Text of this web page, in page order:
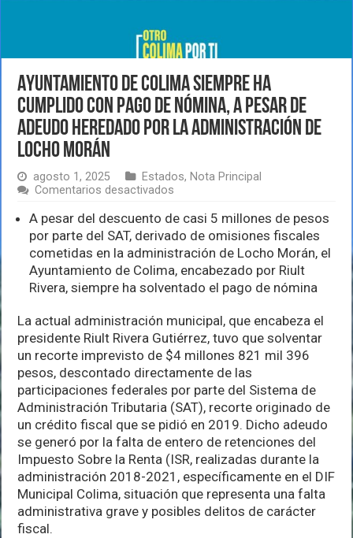
Ayuntamiento de Colima siempre ha
cumplido con pago de nómina, a pesar de
adeudo heredado por la administración de
Locho Morán
agosto 1, 2025 Estados, Nota Principal
Comentarios desactivados
de
Colima
siempre
ha
cumplido
con
pago
nómina,
a
pesar
de
adeudo
heredado
por
la
administración
de
Locho
Morán
A pesar del descuento de casi 5 millones de pesos
por parte del SAT, derivado de omisiones fiscales
cometidas en la administración de Locho Morán, el
Ayuntamiento de Colima, encabezado por Riult
Rivera, siempre ha solventado el pago de nómina
La actual administración municipal, que encabeza el
presidente Riult Rivera Gutiérrez, tuvo que solventar
un recorte imprevisto de $4 millones 821 mil 396
pesos, descontado directamente de las
participaciones federales por parte del Sistema de
Administración Tributaria (SAT), recorte originado de
un crédito fiscal que se pidió en 2019. Dicho adeudo
se generó por la falta de entero de retenciones del
Impuesto Sobre la Renta (ISR, realizadas durante la
administración 2018-2021, específicamente en el DIF
Municipal Colima, situación que representa una falta
administrativa grave y posibles delitos de carácter
fiscal.